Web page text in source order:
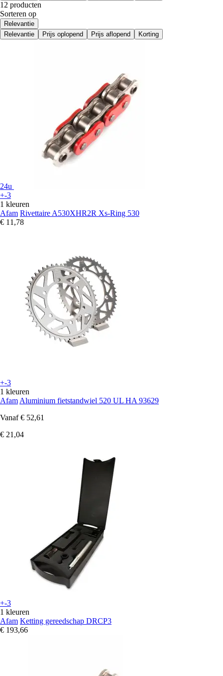
12 producten
Sorteren op
Relevantie
Relevantie
Prijs oplopend Prijs aflopend Korting
24u
+-3
1 kleuren
Afam Rivettaire A530XHR2R Xs-Ring 530
€ 11,78
+-3
1 kleuren
Afam Aluminium fietstandwiel 520 UL HA 93629
Vanaf € 52,61
€ 21,04
+-3
1 kleuren
Afam Ketting gereedschap DRCP3
€ 193,66